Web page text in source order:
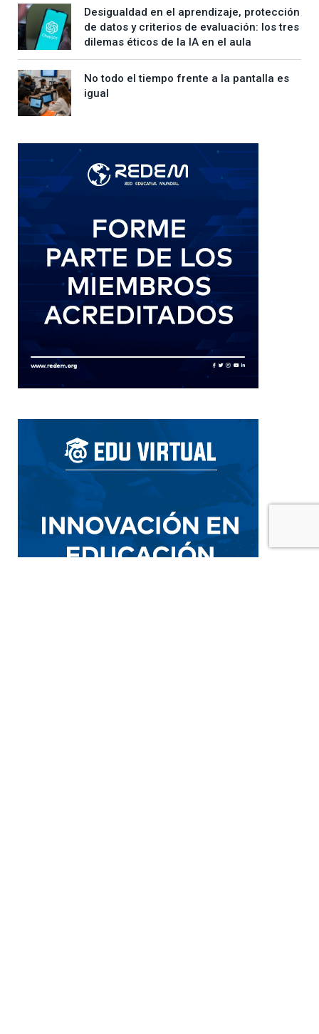
Desigualdad en el aprendizaje, protección
de datos y criterios de evaluación: los tres
dilemas éticos de la IA en el aula
No todo el tiempo frente a la pantalla es
igual